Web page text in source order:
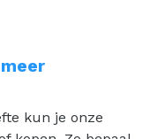
kun je onze